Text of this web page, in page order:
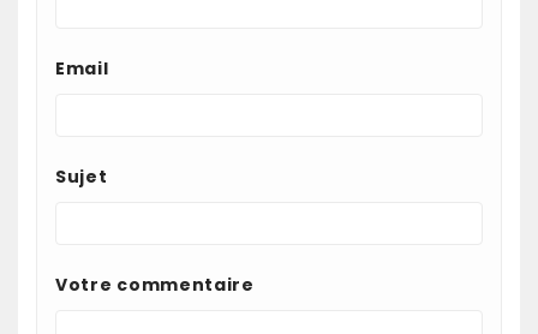
Email
Sujet
Votre commentaire